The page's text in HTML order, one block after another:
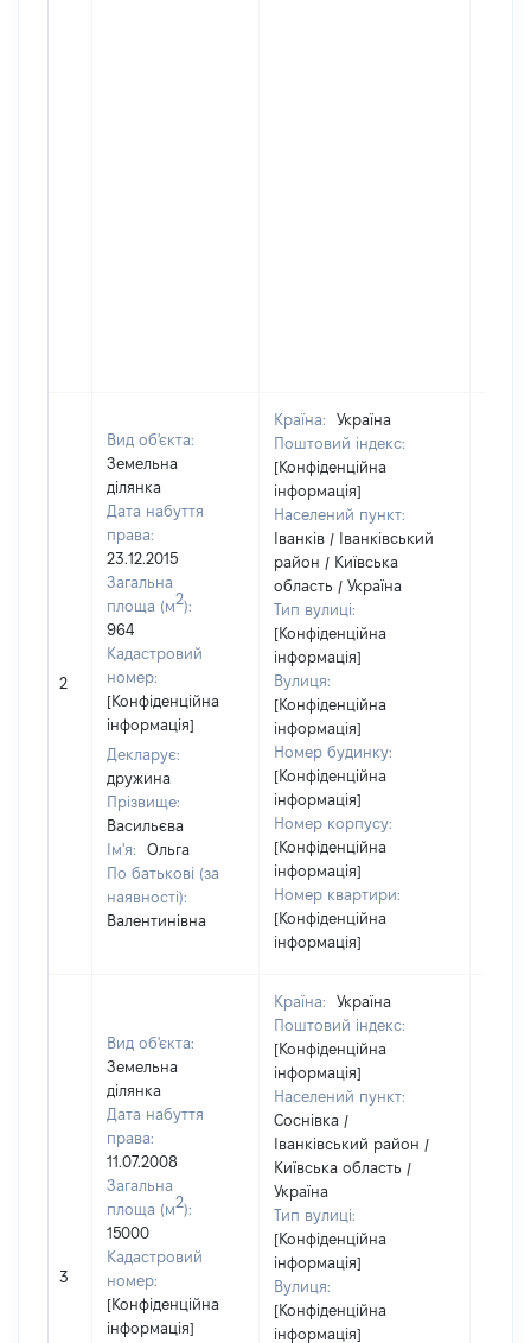
2
Вид об'єкта:
Земельна
ділянка
Дата набуття
права:
23.12.2015
Загальна
площа (м2):
964
Кадастровий
номер:
[Конфіденційна
інформація]
Декларує:
дружина
Прізвище:
Васильєва
Ім'я:
Ольга
По батькові (за
наявності):
Валентинівна
Країна:
Україна
Поштовий індекс:
[Конфіденційна
інформація]
Населений пункт:
Іванків / Іванківський
район / Київська
область / Україна
Тип вулиці:
[Конфіденційна
інформація]
Вулиця:
[Конфіденційна
інформація]
Номер будинку:
[Конфіденційна
інформація]
Номер корпусу:
[Конфіденційна
інформація]
Номер квартири:
[Конфіденційна
інформація]
3
Вид об'єкта:
Земельна
ділянка
Дата набуття
права:
11.07.2008
Загальна
площа (м2):
15000
Кадастровий
номер:
[Конфіденційна
інформація]
Країна:
Україна
Поштовий індекс:
[Конфіденційна
інформація]
Населений пункт:
Соснівка /
Іванківський район /
Київська область /
Україна
Тип вулиці:
[Конфіденційна
інформація]
Вулиця:
[Конфіденційна
інформація]